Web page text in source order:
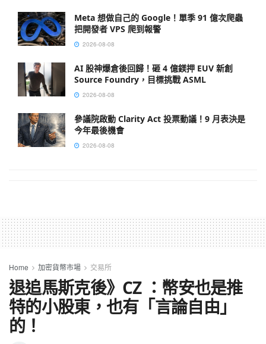
Meta 想做自己的 Google！單季 91 億次爬蟲
把開發者 VPS 爬到報警
2026-08-08
AI 股神爆倉後回歸！砸 4 億鎂押 EUV 新創
Source Foundry，目標挑戰 ASML
2026-08-08
參議院啟動 Clarity Act 投票動議！9 月表決是
今年最後機會
2026-08-08
Home 加密貨幣市場 交易所
退追馬斯克後》CZ ：幣安也是推
特的小股東，也有「言論自由」
的！